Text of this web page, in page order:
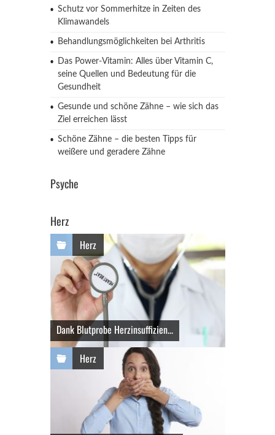
Schutz vor Sommerhitze in Zeiten des
Klimawandels
Behandlungsmöglichkeiten bei Arthritis
Das Power-Vitamin: Alles über Vitamin C,
seine Quellen und Bedeutung für die
Gesundheit
Gesunde und schöne Zähne – wie sich das
Ziel erreichen lässt
Schöne Zähne – die besten Tipps für
weißere und geradere Zähne
Psyche
Herz
Herz
Dank Blutprobe Herzinsuffizien...
Herz